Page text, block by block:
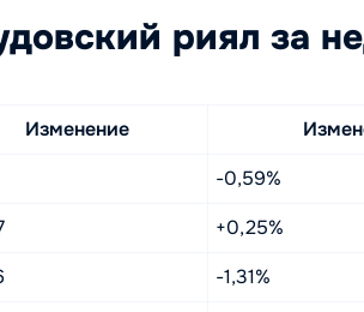
риял за
Изменение
-0,59%
+0,25%
-1,31%